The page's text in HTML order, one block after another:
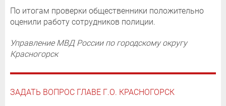
По итогам проверки общественники положительно
оценили работу сотрудников полиции.
Управление МВД России по городскому округу
Красногорск
ЗАДАТЬ ВОПРОС ГЛАВЕ Г.О. КРАСНОГОРСК